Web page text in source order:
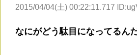
2015/04/04(土) 00:22:11.717
なにがどう駄目になってるん